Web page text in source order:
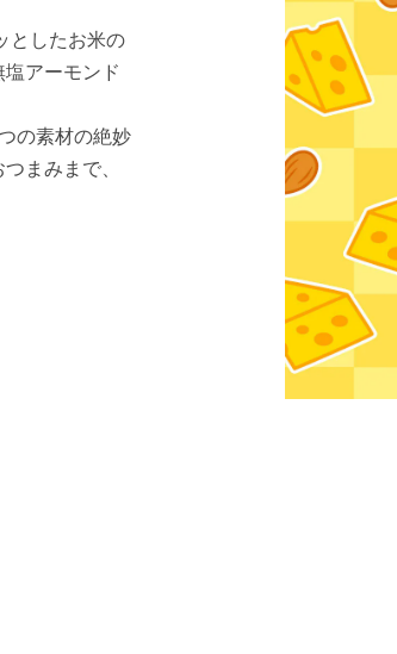
としたお米の
アーモンド
の素材の絶妙
まみまで、